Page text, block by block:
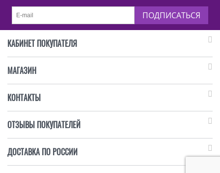
ПОДПИСАТЬСЯ
КАБИНЕТ ПОКУПАТЕЛЯ
МАГАЗИН
КОНТАКТЫ
ОТЗЫВЫ ПОКУПАТЕЛЕЙ
ДОСТАВКА ПО РОССИИ